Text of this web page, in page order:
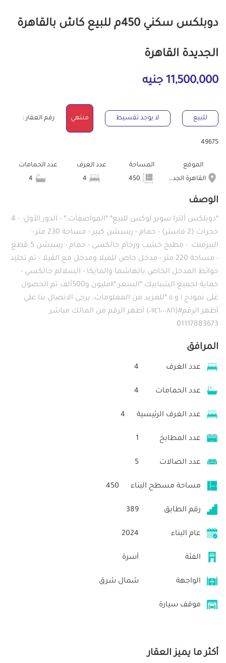
دوبلكس سكني 450م للبيع كاش بالقاهرة
الجديدة القاهرة
11,500,000 جنيه
للبيع لا يوجد تقسيط منتهي رقم العقار :
49675
الموقع
القاهرة الجديدة
المساحة
عدد الغرف
4
عدد الحمامات
الوصف
*دوبلكس ألترا سوبر لوكس للبيع* *المواصفات:* - الدور الأول: - 4
حجرات (2 ماستر) - حمام - رسبشن كبير - مساحة 230 متر -
البيزمنت: - مطبخ خشب ورخام جالكسى - حمام - رسبشن 5 قطع
- مساحة 220 متر - مدخل خاص للفيلا ومدخل مع الڤيلا - تم تجليد
حوائط المدخل الخاص بالهاشما والمايكا - السلالم جالكسي -
حماية لجميع الشبابيك *السعر:*١١مليون و500ألف تم الحصول
على نموذج ١ و ٥ *للمزيد من المعلومات، يرجى الاتصال بنا علي
أظهر الرقم#(٠١١٤٦٠٠٠٨٢١) أظهر الرقم من المالك مباشر
01117883673
المرافق
عدد الغرف 4
عدد الحمامات 4
عدد الغرف الرئيسية 4
عدد المطابخ 1
عدد الصالات 5
مساحة مسطح البناء 450
رقم الطابق 389
عام البناء 2024
الفئة أسرة
الواجهة شمال شرق
موقف سيارة
أكثر ما يميز العقار